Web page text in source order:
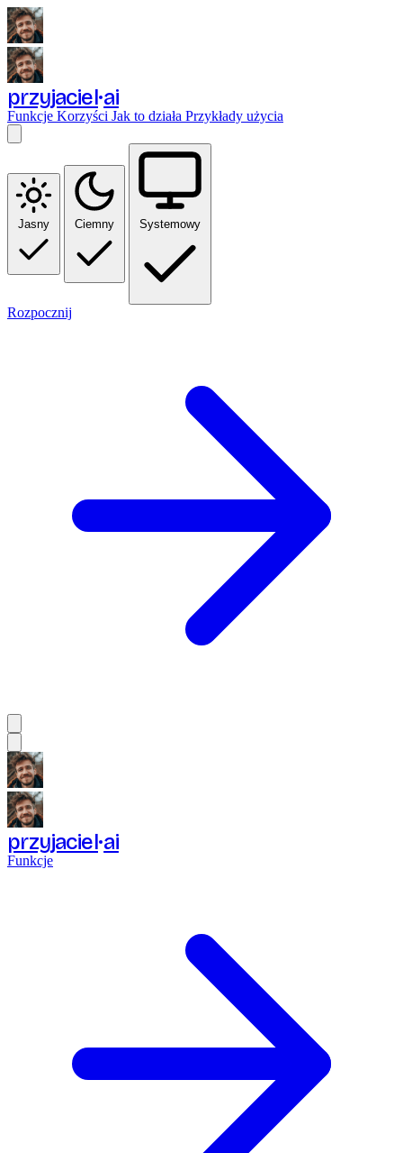
przyjaciel ai
Funkcje Korzyści Jak to działa Przykłady użycia
Jasny Ciemny Systemowy
Rozpocznij
przyjaciel ai
Funkcje